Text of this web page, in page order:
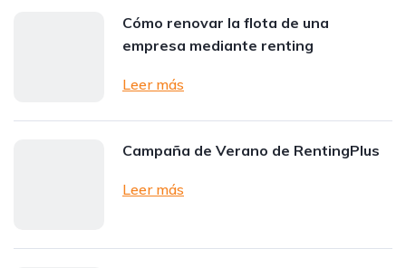
Cómo renovar la flota de una
empresa mediante renting
Leer más
Campaña de Verano de RentingPlus
Leer más